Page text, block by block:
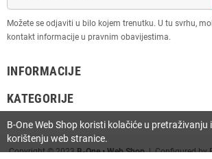
Možete se odjaviti u bilo kojem trenutku. U tu svrhu,
kontakt informacije u pravnim obavijestima.
INFORMACIJE
KATEGORIJE
Copyright © 2023B-One • Web Shop| Configured by
B-One Web Shop koristi kolačiće u pretraživanju i
korištenju web stranice.